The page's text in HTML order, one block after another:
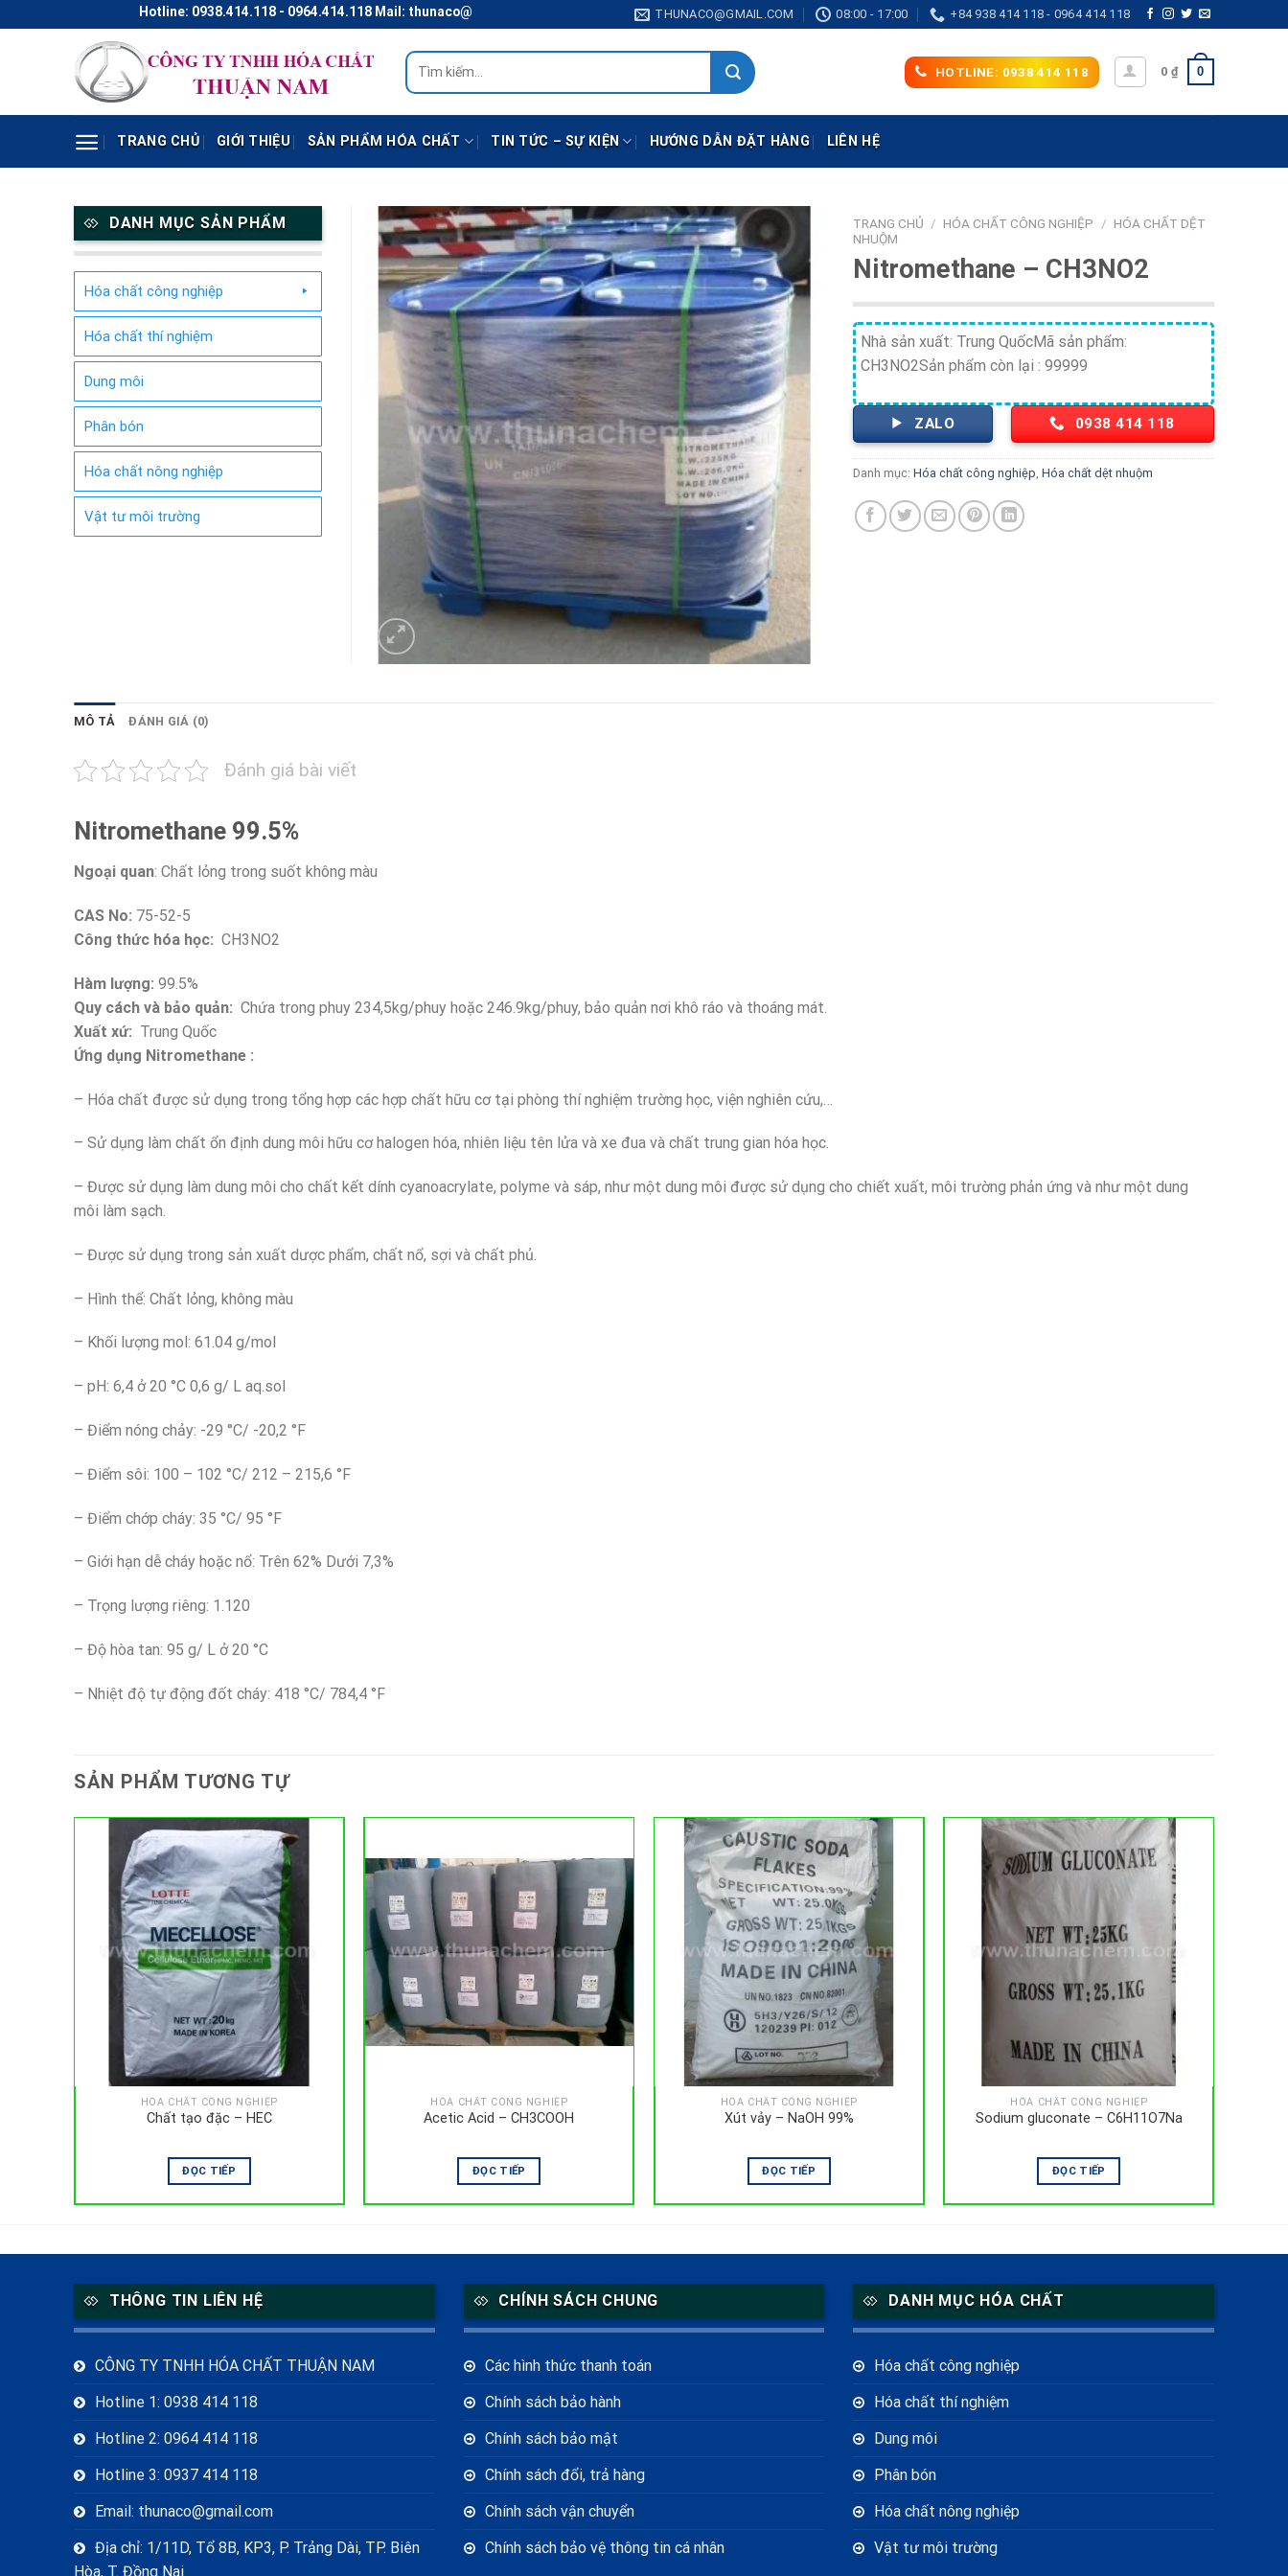
to
Hotline: 0938.414.118 - 0964.414.118 Mail: thunaco@gmail.com THUNACO@GMAIL.COM 08:00 - 17:00 +84 938 414 118 - 0964 414 118
Tìm
kiếm:
HOTLINE: 0938 414 118 0 ₫ 0
TRANG CHỦ GIỚI THIỆU SẢN PHẨM HÓA CHẤT TIN TỨC – SỰ KIỆN HƯỚNG DẪN ĐẶT HÀNG LIÊN HỆ
TRANG CHỦ / HÓA CHẤT CÔNG NGHIỆP / HÓA CHẤT DỆT
NHUỘM
Nitromethane – CH3NO2
Nhà sản xuất: Trung QuốcMã sản phẩm:
CH3NO2Sản phẩm còn lại : 99999
ZALO 0938 414 118
Danh mục:Hóa chất công nghiệp,Hóa chất dệt nhuộm
DANH MỤC SẢN PHẨM
Hóa chất công nghiệp
Hóa chất thí nghiệm
Dung môi
Phân bón
Hóa chất nông nghiệp
Vật tư môi trường
MÔ TẢ ĐÁNH GIÁ (0)
Đánh giá bài viết
Nitromethane 99.5%
Ngoại quan: Chất lỏng trong suốt không màu
CAS No: 75-52-5
Công thức hóa học: CH3NO2
Hàm lượng: 99.5%
Quy cách và bảo quản: Chứa trong phuy 234,5kg/phuy hoặc 246.9kg/phuy, bảo quản nơi khô ráo và thoáng mát.
Xuất xứ: Trung Quốc
Ứng dụng Nitromethane :
– Hóa chất được sử dụng trong tổng hợp các hợp chất hữu cơ tại phòng thí nghiệm trường học, viện nghiên cứu,…
– Sử dụng làm chất ổn định dung môi hữu cơ halogen hóa, nhiên liệu tên lửa và xe đua và chất trung gian hóa học.
– Được sử dụng làm dung môi cho chất kết dính cyanoacrylate, polyme và sáp, như một dung môi được sử dụng cho chiết xuất, môi trường phản ứng và như một dung
môi làm sạch.
– Được sử dụng trong sản xuất dược phẩm, chất nổ, sợi và chất phủ.
– Hình thể: Chất lỏng, không màu
– Khối lượng mol: 61.04 g/mol
– pH: 6,4 ở 20 °C 0,6 g/ L aq.sol
– Điểm nóng chảy: -29 °C/ -20,2 °F
– Điểm sôi: 100 – 102 °C/ 212 – 215,6 °F
– Điểm chớp cháy: 35 °C/ 95 °F
– Giới hạn dễ cháy hoặc nổ: Trên 62% Dưới 7,3%
– Trọng lượng riêng: 1.120
– Độ hòa tan: 95 g/ L ở 20 °C
– Nhiệt độ tự động đốt cháy: 418 °C/ 784,4 °F
SẢN PHẨM TƯƠNG TỰ
HÓA CHẤT CÔNG NGHIỆP
Chất tạo đặc – HEC
ĐỌC TIẾP
HÓA CHẤT CÔNG NGHIỆP
Acetic Acid – CH3COOH
ĐỌC TIẾP
HÓA CHẤT CÔNG NGHIỆP
Xút vảy – NaOH 99%
ĐỌC TIẾP
HÓA CHẤT CÔNG NGHIỆP
Sodium gluconate – C6H11O7Na
ĐỌC TIẾP
THÔNG TIN LIÊN HỆ
CÔNG TY TNHH HÓA CHẤT THUẬN NAM
Hotline 1: 0938 414 118
Hotline 2: 0964 414 118
Hotline 3: 0937 414 118
Email: thunaco@gmail.com
Địa chỉ: 1/11D, Tổ 8B, KP3, P. Trảng Dài, TP. Biên
Hòa, T. Đồng Nai
CHÍNH SÁCH CHUNG
Các hình thức thanh toán
Chính sách bảo hành
Chính sách bảo mật
Chính sách đổi, trả hàng
Chính sách vận chuyển
Chính sách bảo vệ thông tin cá nhân
DANH MỤC HÓA CHẤT
Hóa chất công nghiệp
Hóa chất thí nghiệm
Dung môi
Phân bón
Hóa chất nông nghiệp
Vật tư môi trường